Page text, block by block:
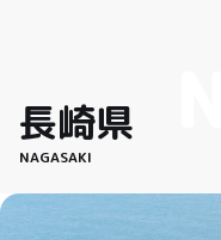
長崎県
NAGASAKI